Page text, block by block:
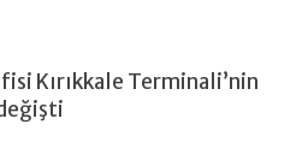
Kırıkkale Terminali’nin